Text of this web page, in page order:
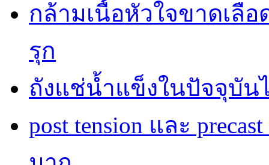
กล้ามเนื้อหัวใจขาดเลื
รุก
ถังแช่น้ำแข็งในปัจจุบัน
post tension และ